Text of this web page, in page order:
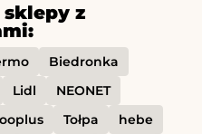
z
Biedronka
Lidl
NEONET
Tołpa
hebe